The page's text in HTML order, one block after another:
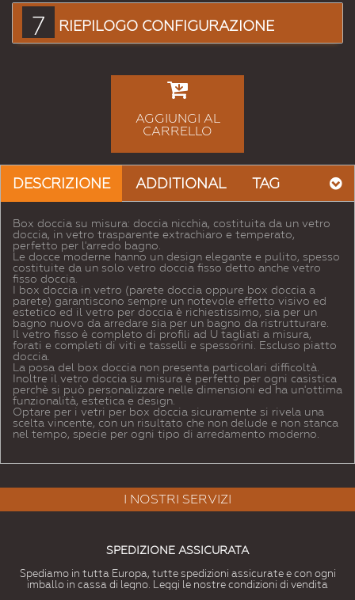
7 RIEPILOGO CONFIGURAZIONE
AGGIUNGI AL
CARRELLO
DESCRIZIONE ADDITIONAL TAG
Box doccia su misura: doccia nicchia, costituita da un vetro
doccia, in vetro trasparente extrachiaro e temperato,
perfetto per l'arredo bagno.
Le docce moderne hanno un design elegante e pulito, spesso
costituite da un solo vetro doccia fisso detto anche vetro
fisso doccia.
I box doccia in vetro (parete doccia oppure box doccia a
parete) garantiscono sempre un notevole effetto visivo ed
estetico ed il vetro per doccia è richiestissimo, sia per un
bagno nuovo da arredare sia per un bagno da ristrutturare.
Il vetro fisso è completo di profili ad U tagliati a misura,
forati e completi di viti e tasselli e spessorini. Escluso piatto
doccia.
La posa del box doccia non presenta particolari difficoltà.
Inoltre il vetro doccia su misura è perfetto per ogni casistica
perchè si può personalizzare nelle dimensioni ed ha un'ottima
funzionalità, estetica e design.
Optare per i vetri per box doccia sicuramente si rivela una
scelta vincente, con un risultato che non delude e non stanca
nel tempo, specie per ogni tipo di arredamento moderno.
I NOSTRI SERVIZI
SPEDIZIONE ASSICURATA
Spediamo in tutta Europa, tutte spedizioni assicurate e con ogni
imballo in cassa di legno. Leggi le nostre condizioni di vendita